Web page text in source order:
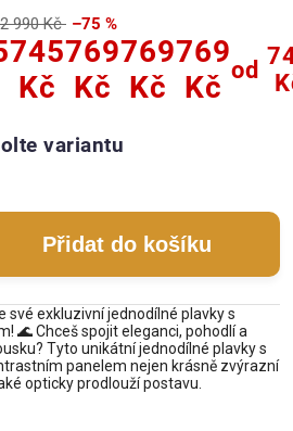
990 Kč –75 %
745
Kč
769
Kč
769
Kč
769
Kč od
variantu
Přidat do košíku
své exkluzivní jednodílné plavky s
🌊 Chceš spojit eleganci, pohodlí a
Tyto unikátní jednodílné plavky s
panelem nejen krásně zvýrazní
opticky prodlouží postavu.